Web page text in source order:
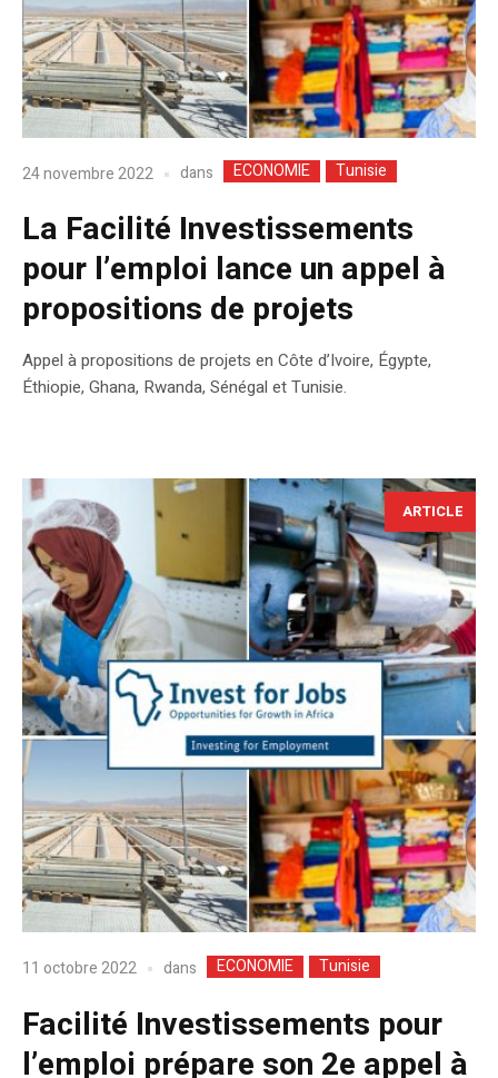
24 novembre 2022 dans ECONOMIE Tunisie
La Facilité Investissements
pour l’emploi lance un appel à
propositions de projets
Appel à propositions de projets en Côte d’Ivoire, Égypte,
Éthiopie, Ghana, Rwanda, Sénégal et Tunisie.
ARTICLE
11 octobre 2022 dans ECONOMIE Tunisie
Facilité Investissements pour
l’emploi prépare son 2e appel à